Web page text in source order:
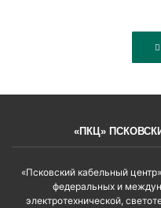
«ПКЦ»
«Псковский кабельный
федеральных и
электротехнической,